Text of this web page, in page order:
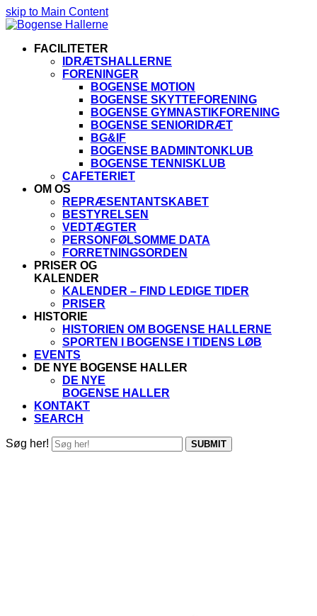
skip to Main Content
FACILITETER
IDRÆTSHALLERNE
FORENINGER
BOGENSE MOTION
BOGENSE SKYTTEFORENING
BOGENSE GYMNASTIKFORENING
BOGENSE SENIORIDRÆT
BG&IF
BOGENSE BADMINTONKLUB
BOGENSE TENNISKLUB
CAFETERIET
OM OS
REPRÆSENTANTSKABET
BESTYRELSEN
VEDTÆGTER
PERSONFØLSOMME DATA
FORRETNINGSORDEN
PRISER OG
KALENDER
KALENDER – FIND LEDIGE TIDER
PRISER
HISTORIE
HISTORIEN OM BOGENSE HALLERNE
SPORTEN I BOGENSE I TIDENS LØB
EVENTS
DE NYE BOGENSE HALLER
DE NYE
BOGENSE HALLER
KONTAKT
SEARCH
Søg her! SUBMIT